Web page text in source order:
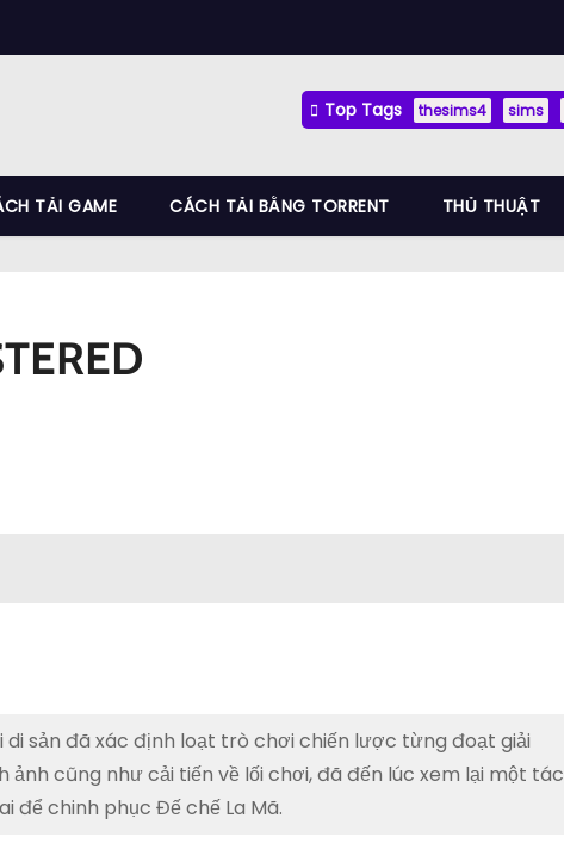
Top Tags thesims4 sims
TẢI GAME CÁCH TẢI BẰNG TORRENT THỦ THUẬT
di sản đã xác định loạt trò chơi chiến lược từng đoạt giải
cũng như cải tiến về lối chơi, đã đến lúc xem lại một tác
để chinh phục Đế chế La Mã.